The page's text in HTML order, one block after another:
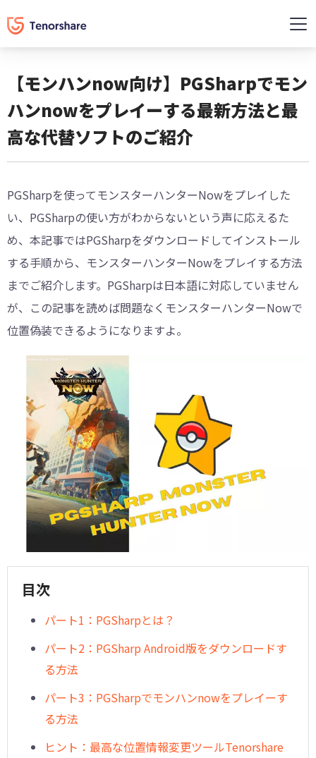
【モンハンnow向け】PGSharpでモン
ハンnowをプレイーする最新方法と最
高な代替ソフトのご紹介
PGSharpを使ってモンスターハンターNowをプレイした
い、PGSharpの使い方がわからないという声に応えるた
め、本記事ではPGSharpをダウンロードしてインストール
する手順から、モンスターハンターNowをプレイする方法
までご紹介します。PGSharpは日本語に対応していません
が、この記事を読めば問題なくモンスターハンターNowで
位置偽装できるようになりますよ。
目次
パート1：PGSharpとは？
パート2：PGSharp Android版をダウンロードす
る方法
パート3：PGSharpでモンハンnowをプレイーす
る方法
ヒント：最高な位置情報変更ツールTenorshare